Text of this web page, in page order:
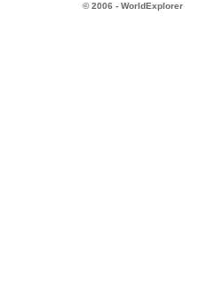
© 2006 - WorldExplorer